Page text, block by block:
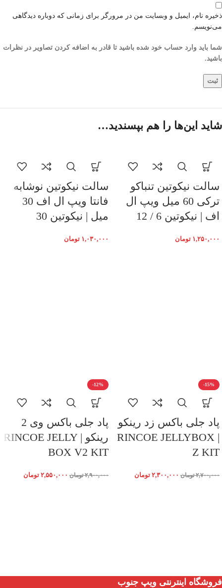
ذخیره نام، ایمیل و وبسایت من در مرورگر برای زمانی که دوباره دیدگاهی
می‌نویسم.
شما باید وارد حساب خود شده باشید تا قادر به اضافه کردن تصاویر در نظرات
باشید.
شاید این‌ها را هم بپسندید…
سالت نیکوتین تنباکو
ترکی 60 میل ویپ ال
اف | نیکوتین 6 / 12
۱,۲۵۰,۰۰۰ تومان
سالت نیکوتین نوشابه
فانتا ویپ ال اف 30
میل | نیکوتین 30
۱,۰۳۰,۰۰۰ تومان
-15%
پاد جلی باکس زد رینکو
| RINCOE JELLYBOX
Z KIT
۲,۷۰۰,۰۰۰ تومان ۲,۳۰۰,۰۰۰ تومان
-12%
پاد جلی باکس وی 2
رینکو | RINCOE JELLY
BOX V2 KIT
۲,۹۰۰,۰۰۰ تومان ۲,۵۵۰,۰۰۰ تومان
فروشگاه اینترنتی ویپ جنوب